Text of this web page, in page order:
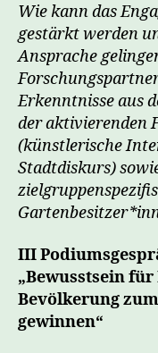
Wie kann das
gestärkt werden
Ansprache
Erkenntnisse aus
der aktivierenden
(künstlerische
Stadtdiskurs)
III
„Bewusstsein
Bevölkerung
gewinnen“